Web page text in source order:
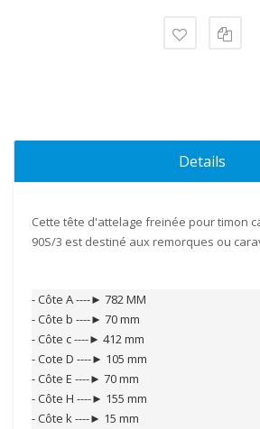
Details
Cette tête d'attelage freinée pour timon
90S/3 est destiné aux remorques ou
- Côte A ----► 782 MM
- Côte b ----► 70 mm
- Côte c ----► 412 mm
- Cote D ----► 105 mm
- Côte E ----► 70 mm
- Côte H ----► 155 mm
- Côte k ----► 15 mm